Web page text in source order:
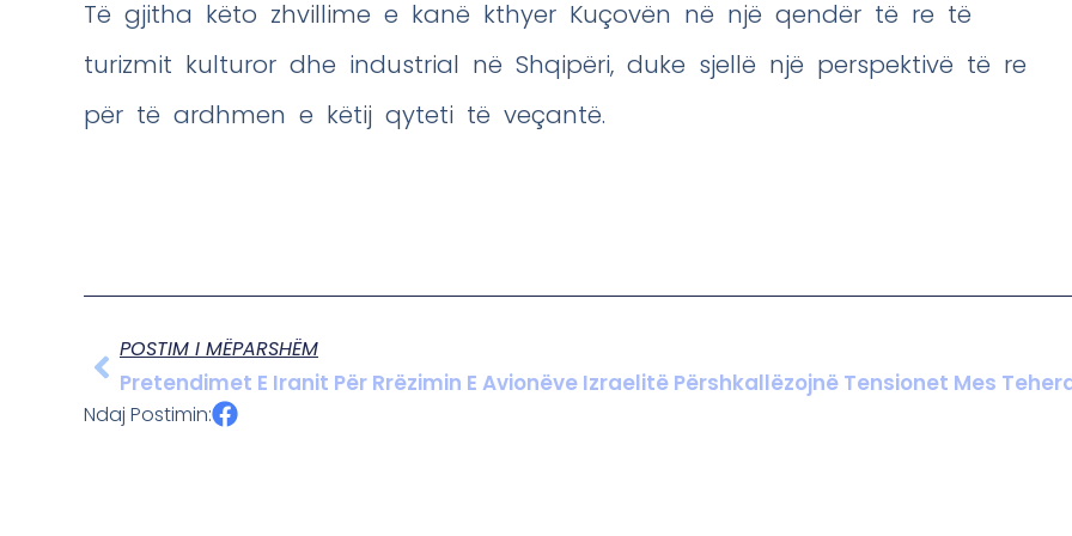
Të gjitha këto zhvillime e kanë kthyer Kuçovën në një qendër të re të
turizmit kulturor dhe industrial në Shqipëri, duke sjellë një perspektivë të re
për të ardhmen e këtij qyteti të veçantë.
POSTIM I MËPARSHËM
Pretendimet E Iranit Për Rrëzimin E Avionëve Izraelitë Përshkallëzojnë Tensionet Mes
Ndaj Postimin: